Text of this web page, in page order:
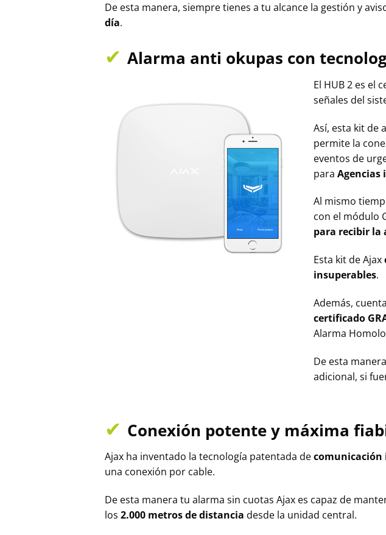
De esta manera, siempre tienes a tu alcance la gestión y
día.
✔ Alarma anti okupas con
El HUB 2 es el
señales del
Así, esta kit de
permite la
eventos de
para
Al mismo
con el módulo
para recibir la
Esta kit de Ajax
insuperables.
Además,
certificado
Alarma
De esta
adicional, si
✔ Conexión potente y máxima
Ajax ha inventado la tecnología patentada decomunicación
una conexión por cable.
De esta manera tu alarma sin cuotas Ajax es capaz de
los 2.000 metros de distancia desde la unidad central.